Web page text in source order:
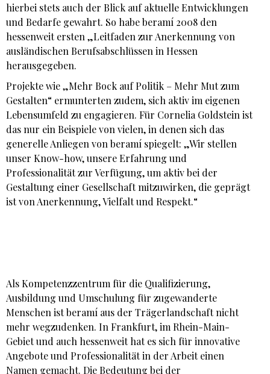
hierbei stets auch der Blick auf aktuelle Entwicklungen
und Bedarfe gewahrt. So habe beramí 2008 den
hessenweit ersten „Leitfaden zur Anerkennung von
ausländischen Berufsabschlüssen in Hessen
herausgegeben.
Projekte wie „Mehr Bock auf Politik – Mehr Mut zum
Gestalten“ ermunterten zudem, sich aktiv im eigenen
Lebensumfeld zu engagieren. Für Cornelia Goldstein ist
das nur ein Beispiele von vielen, in denen sich das
generelle Anliegen von beramí spiegelt: „Wir stellen
unser Know-how, unsere Erfahrung und
Professionalität zur Verfügung, um aktiv bei der
Gestaltung einer Gesellschaft mitzuwirken, die geprägt
ist von Anerkennung, Vielfalt und Respekt.“
Als Kompetenzzentrum für die Qualifizierung,
Ausbildung und Umschulung für zugewanderte
Menschen ist beramí aus der Trägerlandschaft nicht
mehr wegzudenken. In Frankfurt, im Rhein-Main-
Gebiet und auch hessenweit hat es sich für innovative
Angebote und Professionalität in der Arbeit einen
Namen gemacht. Die Bedeutung bei der